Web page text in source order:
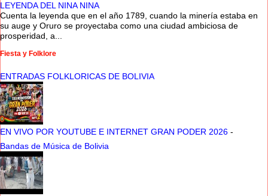
LEYENDA DEL NINA NINA
Cuenta la leyenda que en el año 1789, cuando la minería estaba en
su auge y Oruro se proyectaba como una ciudad ambiciosa de
prosperidad, a...
Fiesta y Folklore
ENTRADAS FOLKLORICAS DE BOLIVIA
EN VIVO POR YOUTUBE E INTERNET GRAN PODER 2026 -
Bandas de Música de Bolivia